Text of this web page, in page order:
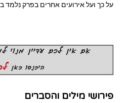
על כך ועל אירועים אחרים בפרק נלמד
פירושי מילים והסברים